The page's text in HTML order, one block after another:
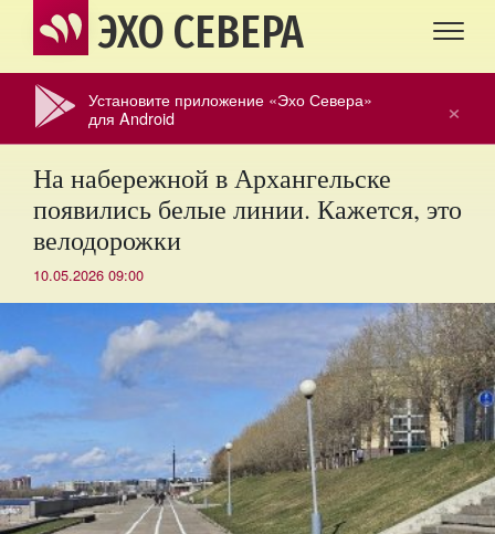
ЭХО СЕВЕРА
×
Установите приложение «Эхо Севера»
для Android
На набережной в Архангельске
появились белые линии. Кажется, это
велодорожки
10.05.2026 09:00